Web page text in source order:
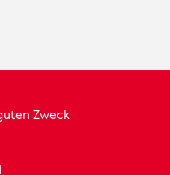
Zweck